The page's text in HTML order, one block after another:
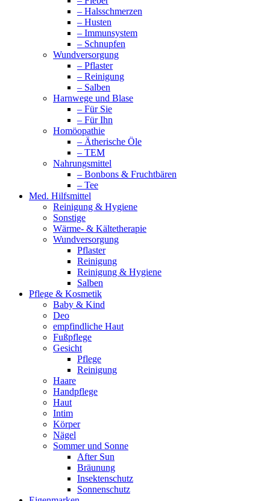
– Halsschmerzen
– Husten
– Immunsystem
– Schnupfen
Wundversorgung
– Pflaster
– Reinigung
– Salben
Harnwege und Blase
– Für Sie
– Für Ihn
Homöopathie
– Ätherische Öle
– TEM
Nahrungsmittel
– Bonbons & Fruchtbären
– Tee
Med. Hilfsmittel
Reinigung & Hygiene
Sonstige
Wärme- & Kältetherapie
Wundversorgung
Pflaster
Reinigung
Reinigung & Hygiene
Salben
Pflege & Kosmetik
Baby & Kind
Deo
empfindliche Haut
Fußpflege
Gesicht
Pflege
Reinigung
Haare
Handpflege
Haut
Intim
Körper
Nägel
Sommer und Sonne
After Sun
Bräunung
Insektenschutz
Sonnenschutz